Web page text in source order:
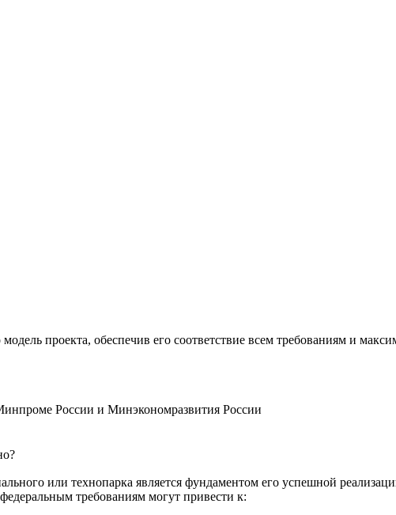
проекта, обеспечив его соответствие всем требованиям и
России и Минэкономразвития России
или технопарка является фундаментом его успешной
требованиям могут привести к: